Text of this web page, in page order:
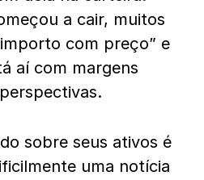
a cair, muitos
com preço” e
aí com margens
sobre seus ativos é
uma notícia